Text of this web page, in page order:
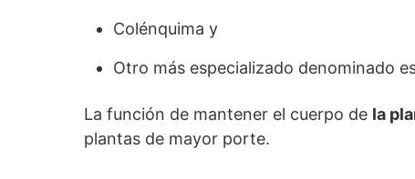
Colénquima y
Otro más especializado denominado
La función de mantener el cuerpo de la
plantas de mayor porte.